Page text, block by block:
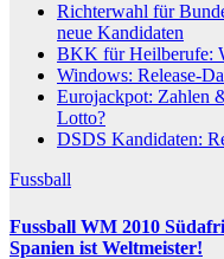
Richterwahl für
neue Kandidaten
BKK für Heilberufe:
Windows: Release-
Eurojackpot: Zahlen
Lotto?
DSDS Kandidaten:
Fussball
Fussball WM 2010
Spanien ist Weltmeister!